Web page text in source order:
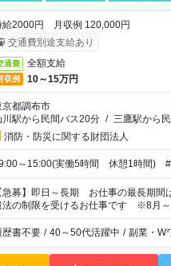
給2000円 月収例 120,000円
交通費別途支給あり
通費 全額支給
収例 10～15万円
京都調布市
川駅から民間バス20分 / 三鷹駅から
消防・防災に関する財団法人
～15:00(実働5時間 休憩1時間)
急募】即日～長期 お仕事の最長期
法の制限を受けるお仕事です ※8月～
歴書不要 / 40～50代活躍中 / 副業・W